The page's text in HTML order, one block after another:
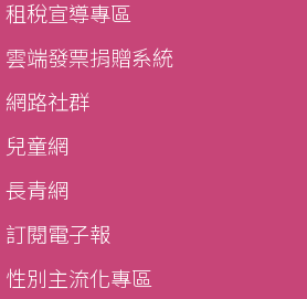
租稅宣導專區
雲端發票捐贈系統
網路社群
兒童網
長青網
訂閱電子報
性別主流化專區